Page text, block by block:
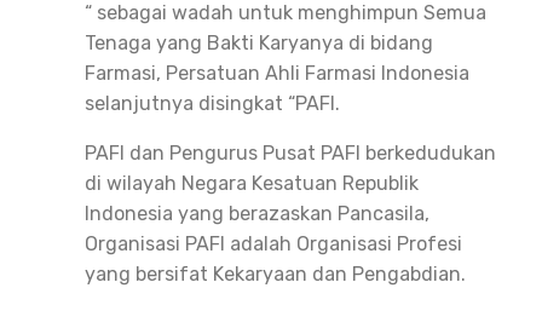
“ sebagai wadah untuk menghimpun Semua
Tenaga yang Bakti Karyanya di bidang
Farmasi, Persatuan Ahli Farmasi Indonesia
selanjutnya disingkat “PAFI.
PAFI dan Pengurus Pusat PAFI berkedudukan
di wilayah Negara Kesatuan Republik
Indonesia yang berazaskan Pancasila,
Organisasi PAFI adalah Organisasi Profesi
yang bersifat Kekaryaan dan Pengabdian.